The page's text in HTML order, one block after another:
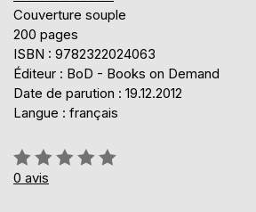
Couverture souple
200 pages
ISBN : 9782322024063
Éditeur : BoD - Books on Demand
Date de parution : 19.12.2012
Langue : français
Évaluation:
0%
0 avis